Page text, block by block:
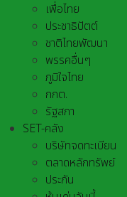
เพื่อไทย
ประชาธิปัตต์
ชาติไทยพัฒนา
พรรคอื่นๆ
ภูมิใจไทย
กกต.
รัฐสภา
SET-คลัง
บริษัทจดทะเบียน
ตลาดหลักทรัพย์
ประกัน